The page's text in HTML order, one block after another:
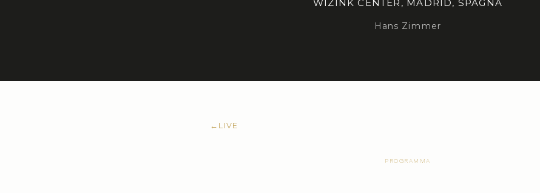
WIZINK CENTER, MADRID, SPAGNA
Hans Zimmer
← LIVE
PROGRAMMA